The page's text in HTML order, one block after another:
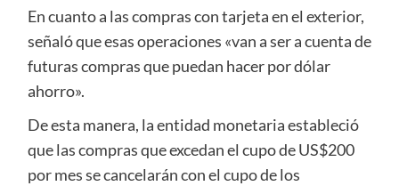
En cuanto a las compras con tarjeta en el exterior,
señaló que esas operaciones «van a ser a cuenta de
futuras compras que puedan hacer por dólar
ahorro».
De esta manera, la entidad monetaria estableció
que las compras que excedan el cupo de US$200
por mes se cancelarán con el cupo de los